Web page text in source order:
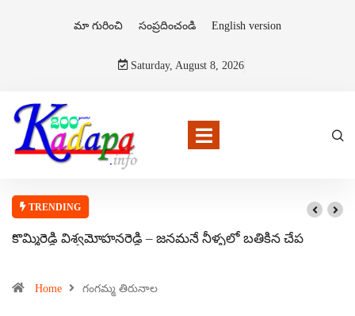
మా గురించి సంప్రదించండి English version
Saturday, August 8, 2026
TRENDING
కొమ్మిరెడ్డి విశ్వమోహనరెడ్డి – జనమనే నీళ్ళలో బతికిన చేప
Home గంగమ్మ తిరునాల